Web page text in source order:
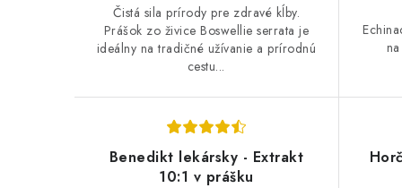
Čistá sila prírody pre zdravé kĺby.
Prášok zo živice Boswellie serrata je
ideálny na tradičné užívanie a prírodnú
cestu...
Benedikt lekársky - Extrakt
10:1 v prášku